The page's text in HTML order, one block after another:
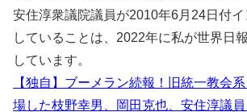
安住淳衆議院議員が2010年6月24日付
していることは、2022年に私が世界日
しています。
【独自】ブーメラン続報！旧統一教会
場した枝野幸男、岡田克也、安住淳議